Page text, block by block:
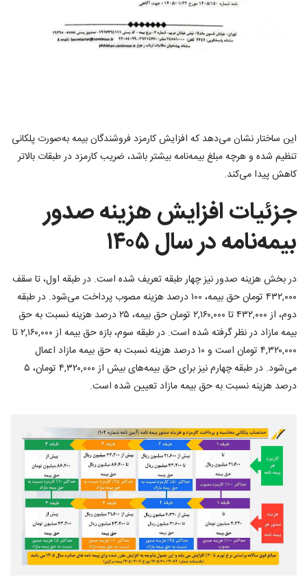
این ساختار نشان می‌دهد که افزایش کارمزد فروشندگان بیمه به‌صورت پلکانی
تنظیم شده و هرچه مبلغ بیمه‌نامه بیشتر باشد، ضریب کارمزد در طبقات بالاتر
کاهش پیدا می‌کند.
جزئیات افزایش هزینه صدور
بیمه‌نامه در سال ۱۴۰۵
در بخش هزینه صدور نیز چهار طبقه تعریف شده است. در طبقه اول، تا سقف
۴۳۲,۰۰۰ تومان حق بیمه، ۱۰۰ درصد هزینه مصوب پرداخت می‌شود. در طبقه
دوم، از ۴۳۲,۰۰۰ تا ۲,۱۶۰,۰۰۰ تومان حق بیمه، ۲۵ درصد هزینه نسبت به حق
بیمه مازاد در نظر گرفته شده است. در طبقه سوم، بازه حق بیمه از ۲,۱۶۰,۰۰۰ تا
۴,۳۲۰,۰۰۰ تومان است و ۱۰ درصد هزینه نسبت به حق بیمه مازاد اعمال
می‌شود. در طبقه چهارم نیز برای حق بیمه‌های بیش از ۴,۳۲۰,۰۰۰ تومان، ۵
درصد هزینه نسبت به حق بیمه مازاد تعیین شده است.